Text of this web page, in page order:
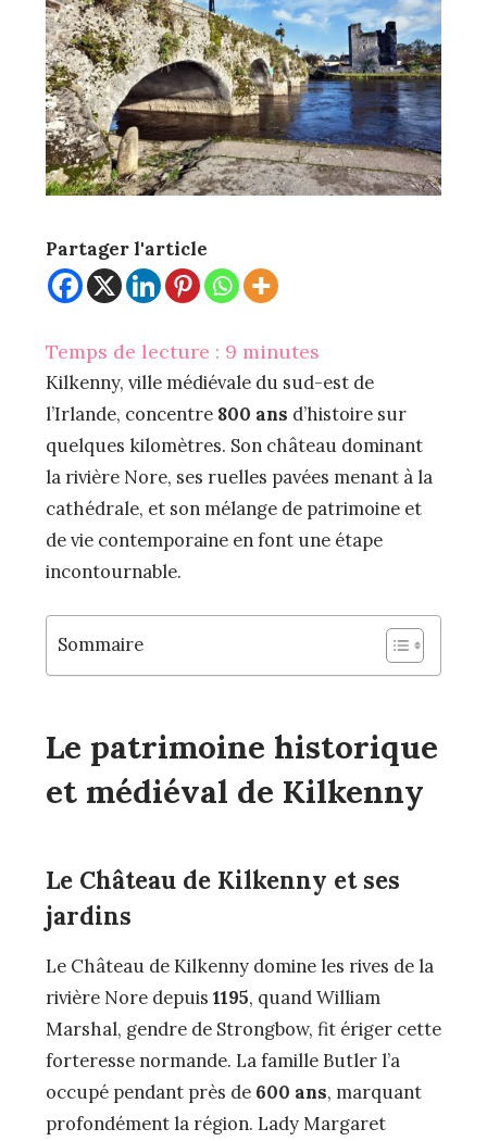
Partager l'article
Temps de lecture : 9 minutes
Kilkenny, ville médiévale du sud-est de
l’Irlande, concentre 800 ans d’histoire sur
quelques kilomètres. Son château dominant
la rivière Nore, ses ruelles pavées menant à la
cathédrale, et son mélange de patrimoine et
de vie contemporaine en font une étape
incontournable.
Sommaire
Le patrimoine historique
et médiéval de Kilkenny
Le Château de Kilkenny et ses
jardins
Le Château de Kilkenny domine les rives de la
rivière Nore depuis 1195, quand William
Marshal, gendre de Strongbow, fit ériger cette
forteresse normande. La famille Butler l’a
occupé pendant près de 600 ans, marquant
profondément la région. Lady Margaret